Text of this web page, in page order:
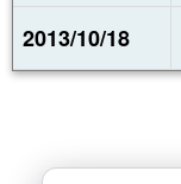
2013/10/18